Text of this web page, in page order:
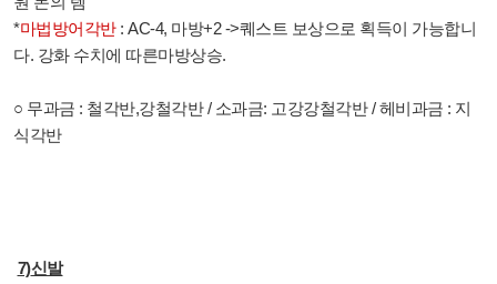
*마법방어각반: AC-4, 마방+2 ->퀘스트 보상으로 획득이 가능합니
다. 강화 수치에 따른마방상승.
○ 무과금 : 철각반,강철각반/ 소과금: 고강강철각반/헤비과금 : 지
식각반
7)신발